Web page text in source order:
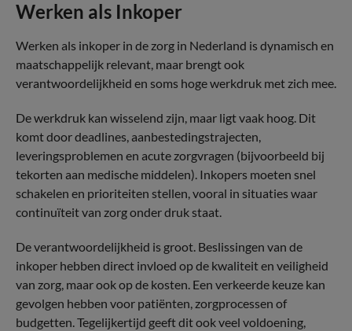
Werken als Inkoper
Werken als inkoper in de zorg in Nederland is dynamisch en
maatschappelijk relevant, maar brengt ook
verantwoordelijkheid en soms hoge werkdruk met zich mee.
De werkdruk kan wisselend zijn, maar ligt vaak hoog. Dit
komt door deadlines, aanbestedingstrajecten,
leveringsproblemen en acute zorgvragen (bijvoorbeeld bij
tekorten aan medische middelen). Inkopers moeten snel
schakelen en prioriteiten stellen, vooral in situaties waar
continuïteit van zorg onder druk staat.
De verantwoordelijkheid is groot. Beslissingen van de
inkoper hebben direct invloed op de kwaliteit en veiligheid
van zorg, maar ook op de kosten. Een verkeerde keuze kan
gevolgen hebben voor patiënten, zorgprocessen of
budgetten. Tegelijkertijd geeft dit ook veel voldoening,